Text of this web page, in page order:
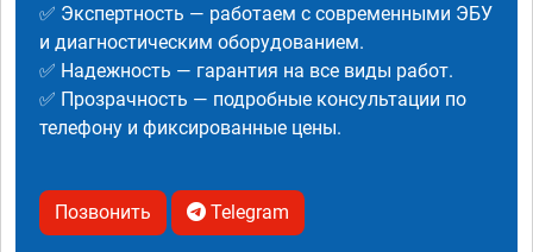
✅ Экспертность — работаем с современными ЭБУ
и диагностическим оборудованием.
✅ Надежность — гарантия на все виды работ.
✅ Прозрачность — подробные консультации по
телефону и фиксированные цены.
Позвонить Telegram